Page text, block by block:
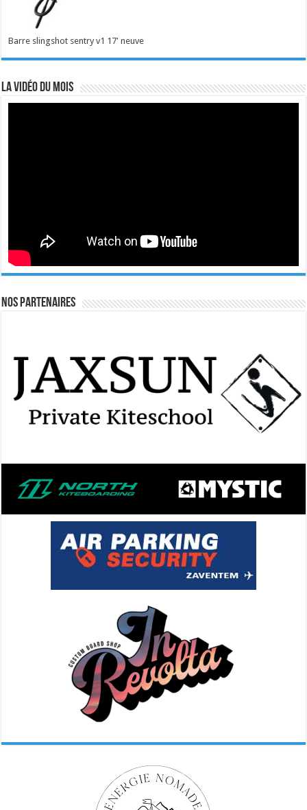
Barre slingshot sentry v1 17' neuve
La vidéo du mois
Nos Partenaires